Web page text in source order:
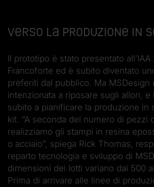
Verso la produzione in
Il prototipo è stato presentato all’IAA
Francoforte ed è subito diventato
preferiti dal pubblico. Ma MS­Design
intenzionata a riposare sugli allori, e
subito a pianificare la produzione in
kit. “A seconda del numero di pezzi
realizziamo gli stampi in resina
o acciaio”, spiega Rick Thomas,
reparto tecnologia e sviluppo di
dimensioni dei lotti variano dai 500
Prima di arrivare alle linee di